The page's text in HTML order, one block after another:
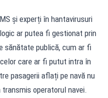
și experți în hantavirusuri
ar putea fi gestionat prin
sănătate publică, cum ar fi
care ar fi putut intra în
pasagerii aflați pe navă nu
operatorul navei.